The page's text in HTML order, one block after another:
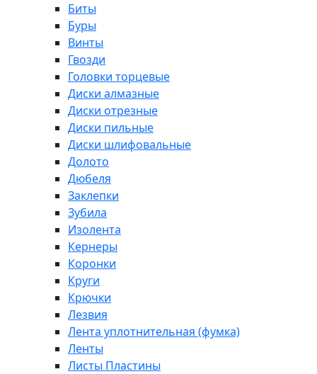
Биты
Буры
Винты
Гвозди
Головки торцевые
Диски алмазные
Диски отрезные
Диски пильные
Диски шлифовальные
Долото
Дюбеля
Заклепки
Зубила
Изолента
Кернеры
Коронки
Круги
Крючки
Лезвия
Лента уплотнительная (фумка)
Ленты
Листы Пластины